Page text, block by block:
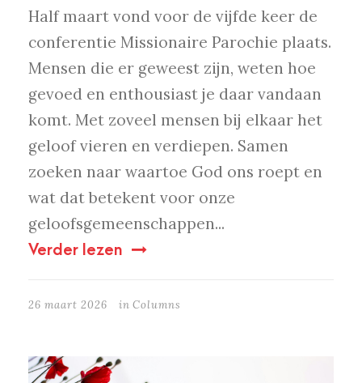
Half maart vond voor de vijfde keer de
conferentie Missionaire Parochie plaats.
Mensen die er geweest zijn, weten hoe
gevoed en enthousiast je daar vandaan
komt. Met zoveel mensen bij elkaar het
geloof vieren en verdiepen. Samen
zoeken naar waartoe God ons roept en
wat dat betekent voor onze
geloofsgemeenschappen...
Verder lezen
26 maart 2026 in Columns